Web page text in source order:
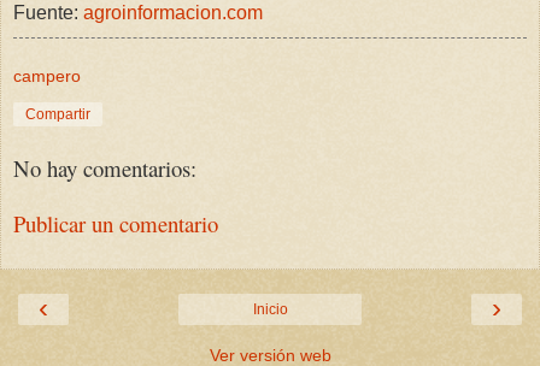
Fuente: agroinformacion.com
campero
Compartir
No hay comentarios:
Publicar un comentario
‹ ›
Inicio
Ver versión web